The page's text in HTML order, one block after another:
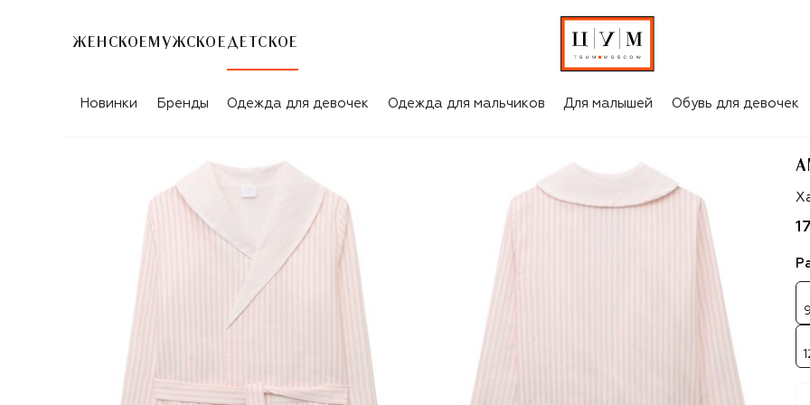
ЖЕНСКОЕ МУЖСКОЕ ДЕТСКОЕ
Новинки Бренды Одежда для девочек Одежда для мальчиков Для малышей Обувь для девочек